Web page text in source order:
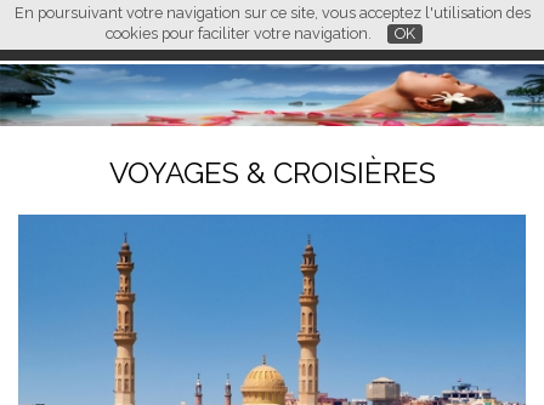
En poursuivant votre navigation sur ce site, vous acceptez l'utilisation des
cookies pour faciliter votre navigation.
OK
FR EN CN
L M
VOYAGES & CROISIÈRES